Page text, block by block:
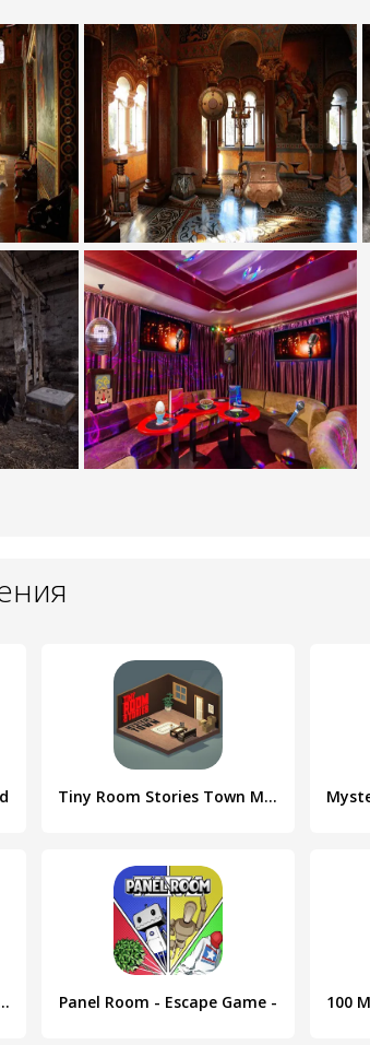
Tiny Room Stories Town Mystery
with a lamp Panel Room - Escape Game -